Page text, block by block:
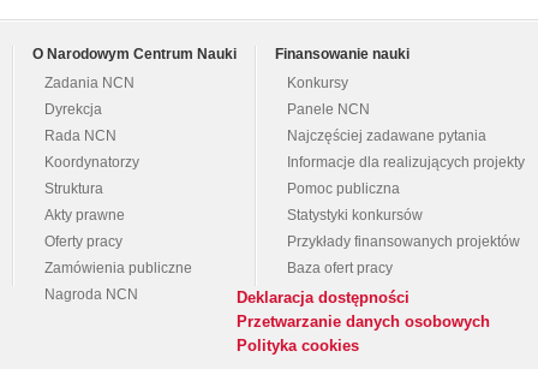
O Narodowym Centrum Nauki
Zadania NCN
Dyrekcja
Rada NCN
Koordynatorzy
Struktura
Akty prawne
Oferty pracy
Zamówienia publiczne
Nagroda NCN
Finansowanie nauki
Konkursy
Panele NCN
Najczęściej zadawane pytania
Informacje dla realizujących projekty
Pomoc publiczna
Statystyki konkursów
Przykłady finansowanych projektów
Baza ofert pracy
Deklaracja dostępności
Przetwarzanie danych osobowych
Polityka cookies